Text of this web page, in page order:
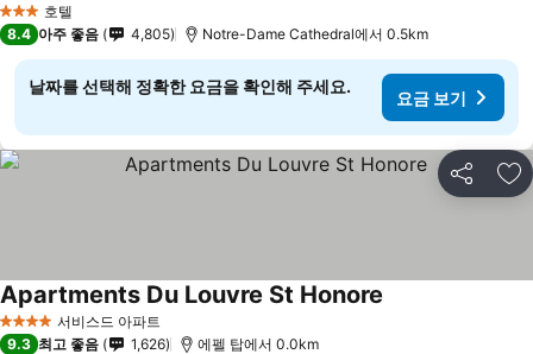
3 성급 호텔
8.4 아주 좋음 4,805 Notre-Dame Cathedral에서 0.5km
날짜를 선택해 정확한 요금을 확인해 주세요.
요금 보기
공유 즐
4 성급 서비스드 아파트
Apartments Du Louvre St Honore
9.3 최고 좋음 1,626 에펠 탑에서 0.0km